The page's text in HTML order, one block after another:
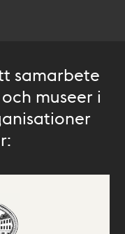
samarbete
museer i